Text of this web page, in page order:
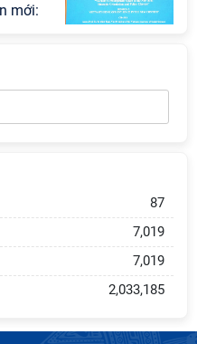
mới:
đá
87
7,019
7,019
2,033,185